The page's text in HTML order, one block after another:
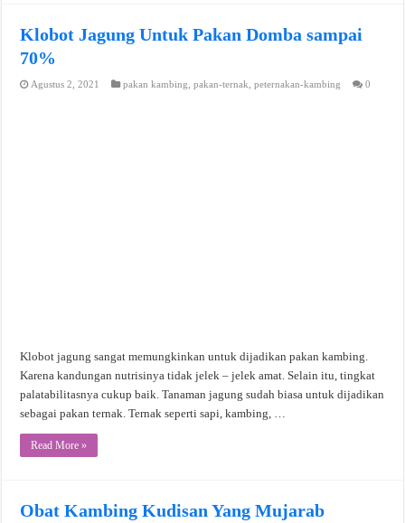
Klobot Jagung Untuk Pakan Domba sampai
70%
Agustus 2, 2021 pakan kambing,pakan-ternak,peternakan-kambing 0
Klobot jagung sangat memungkinkan untuk dijadikan pakan kambing.
Karena kandungan nutrisinya tidak jelek – jelek amat. Selain itu, tingkat
palatabilitasnya cukup baik. Tanaman jagung sudah biasa untuk dijadikan
sebagai pakan ternak. Ternak seperti sapi, kambing, …
Read More »
Obat Kambing Kudisan Yang Mujarab